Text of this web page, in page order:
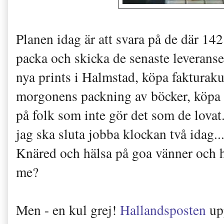
Planen idag är att svara på de där
packa och skicka de senaste
nya prints i Halmstad, köpa
morgonens packning av böcker,
på folk som inte gör det som de
jag ska sluta jobba klockan två
Knäred och hälsa på goa vänner
me?
Men - en kul grej! Hallandsposten